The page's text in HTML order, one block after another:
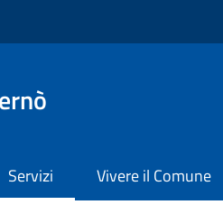
Servizi Vivere il Comune